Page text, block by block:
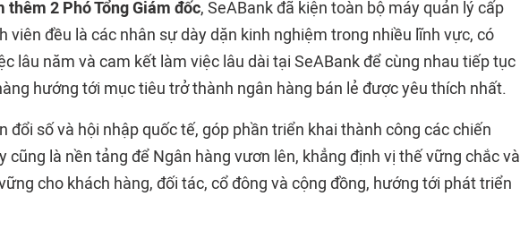
thêm 2 Phó Tổng Giám đốc, SeABank đã kiện toàn bộ máy quản lý cấp
viên đều là các nhân sự dày dặn kinh nghiệm trong nhiều lĩnh vực, có
lâu năm và cam kết làm việc lâu dài tại SeABank để cùng nhau tiếp tục
hướng tới mục tiêu trở thành ngân hàng bán lẻ được yêu thích nhất.
đổi số và hội nhập quốc tế, góp phần triển khai thành công các chiến
cũng là nền tảng để Ngân hàng vươn lên, khẳng định vị thế vững chắc và
cho khách hàng, đối tác, cổ đông và cộng đồng, hướng tới phát triển